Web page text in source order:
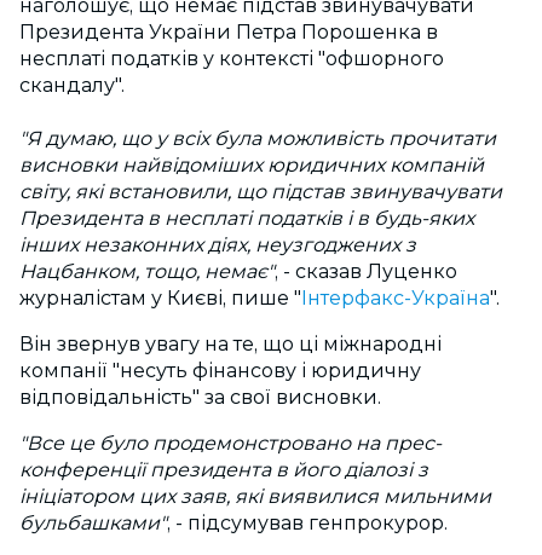
наголошує, що немає підстав звинувачувати
Президента України Петра Порошенка в
несплаті податків у контексті "офшорного
скандалу".
"Я думаю, що у всіх була можливість прочитати
висновки найвідоміших юридичних компаній
світу, які встановили, що підстав звинувачувати
Президента в несплаті податків і в будь-яких
інших незаконних діях, неузгоджених з
Нацбанком, тощо, немає", - сказав Луценко
журналістам у Києві, пише " Інтерфакс-Україна".
Він звернув увагу на те, що ці міжнародні
компанії "несуть фінансову і юридичну
відповідальність" за свої висновки.
"Все це було продемонстровано на прес-
конференції президента в його діалозі з
ініціатором цих заяв, які виявилися мильними
бульбашками", - підсумував генпрокурор.